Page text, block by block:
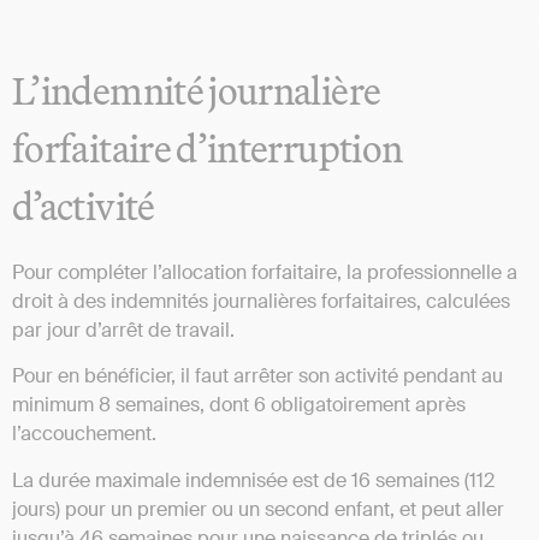
L’indemnité journalière
forfaitaire d’interruption
d’activité
Pour compléter l’allocation forfaitaire, la professionnelle a
droit à des indemnités journalières forfaitaires, calculées
par jour d’arrêt de travail.
Pour en bénéficier, il faut arrêter son activité pendant au
minimum 8 semaines, dont 6 obligatoirement après
l’accouchement.
La durée maximale indemnisée est de 16 semaines (112
jours) pour un premier ou un second enfant, et peut aller